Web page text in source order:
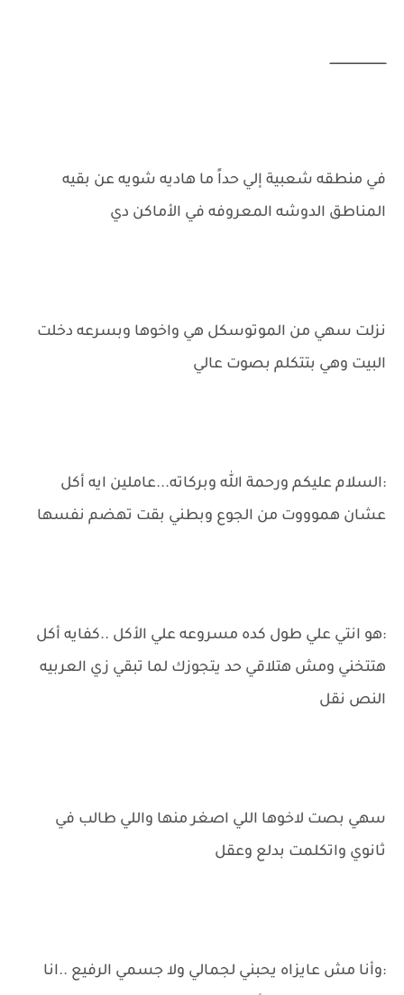
ـــــــــــــــــــــــــــــــ
في منطقه شعبية إلي حداً ما هاديه شويه عن بقيه
المناطق الدوشه المعروفه في الأماكن دي
نزلت سهي من الموتوسكل هي واخوها وبسرعه دخلت
البيت وهي بتتكلم بصوت عالي
:السلام عليكم ورحمة الله وبركاته...عاملين ايه أكل
عشان هموووت من الجوع وبطني بقت تهضم نفسها
:هو انتي علي طول كده مسروعه علي الأكل ..كفايه أكل
هتتخني ومش هتلاقي حد يتجوزك لما تبقي زي العربيه
النص نقل
سهي بصت لاخوها اللي اصغر منها واللي طالب في
ثانوي واتكلمت بدلع وعقل
:وأنا مش عايزاه يحبني لجمالي ولا جسمي الرفيع ..انا